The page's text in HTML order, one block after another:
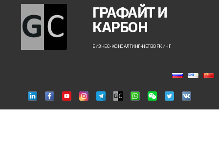
ГРАФАЙТ И
КАРБОН
БИЗНЕС-КОНСАЛТИНГ-НЕТВОРКИНГ